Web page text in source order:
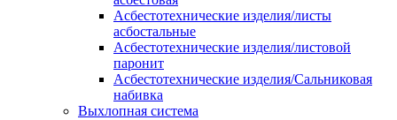
Асбестотехнические изделия/листы
асбостальные
Асбестотехнические изделия/листовой
паронит
Асбестотехнические изделия/Сальниковая
набивка
Выхлопная система